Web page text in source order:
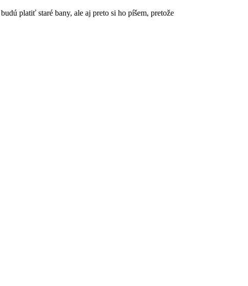
platiť staré bany, ale aj preto si ho píšem, pretože